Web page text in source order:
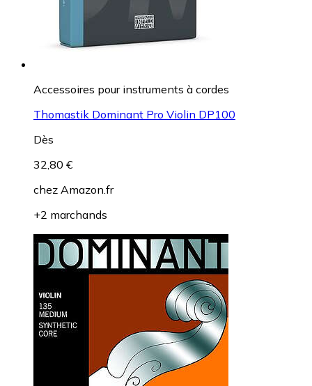
Accessoires pour instruments à cordes
Thomastik Dominant Pro Violin DP100
Dès
32,80 €
chez Amazon.fr
+2 marchands